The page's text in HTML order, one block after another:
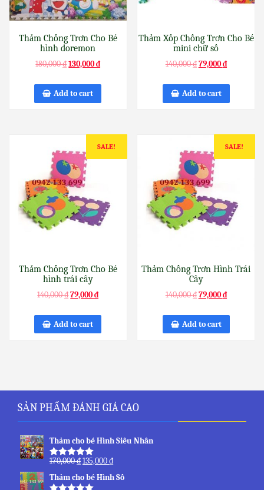
Thảm Chống Trơn Cho Bé
hình doremon
180,000₫130,000₫
Add to cart
Thảm Xốp Chống Trơn Cho Bé
mini chữ số
140,000₫79,000₫
Add to cart
SALE!
Thảm Chống Trơn Cho Bé
hình trái cây
140,000₫79,000₫
Add to cart
SALE!
Thảm Chống Trơn Hình Trái
Cây
140,000₫79,000₫
Add to cart
SẢN PHẨM ĐÁNH GIÁ CAO
Thảm cho bé Hình Siêu Nhân
Rated5.00
170,000₫135,000₫
Thảm cho bé Hình Số